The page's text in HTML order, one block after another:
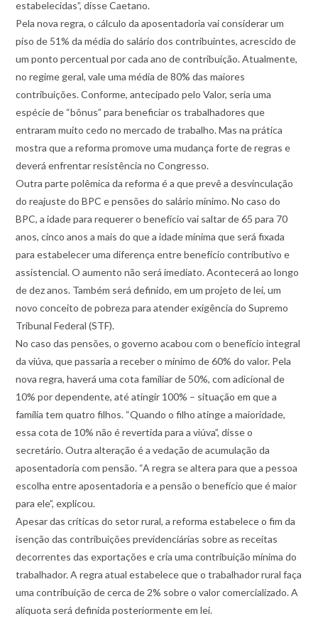
estabelecidas”, disse Caetano.
Pela nova regra, o cálculo da aposentadoria vai considerar um
piso de 51% da média do salário dos contribuintes, acrescido de
um ponto percentual por cada ano de contribuição. Atualmente,
no regime geral, vale uma média de 80% das maiores
contribuições. Conforme, antecipado pelo Valor, seria uma
espécie de “bônus” para beneficiar os trabalhadores que
entraram muito cedo no mercado de trabalho. Mas na prática
mostra que a reforma promove uma mudança forte de regras e
deverá enfrentar resistência no Congresso.
Outra parte polêmica da reforma é a que prevê a desvinculação
do reajuste do BPC e pensões do salário mínimo. No caso do
BPC, a idade para requerer o benefício vai saltar de 65 para 70
anos, cinco anos a mais do que a idade mínima que será fixada
para estabelecer uma diferença entre benefício contributivo e
assistencial. O aumento não será imediato. Acontecerá ao longo
de dez anos. Também será definido, em um projeto de lei, um
novo conceito de pobreza para atender exigência do Supremo
Tribunal Federal (STF).
No caso das pensões, o governo acabou com o benefício integral
da viúva, que passaria a receber o mínimo de 60% do valor. Pela
nova regra, haverá uma cota familiar de 50%, com adicional de
10% por dependente, até atingir 100% – situação em que a
família tem quatro filhos. “Quando o filho atinge a maioridade,
essa cota de 10% não é revertida para a viúva”, disse o
secretário. Outra alteração é a vedação de acumulação da
aposentadoria com pensão. “A regra se altera para que a pessoa
escolha entre aposentadoria e a pensão o benefício que é maior
para ele”, explicou.
Apesar das críticas do setor rural, a reforma estabelece o fim da
isenção das contribuições previdenciárias sobre as receitas
decorrentes das exportações e cria uma contribuição mínima do
trabalhador. A regra atual estabelece que o trabalhador rural faça
uma contribuição de cerca de 2% sobre o valor comercializado. A
alíquota será definida posteriormente em lei.